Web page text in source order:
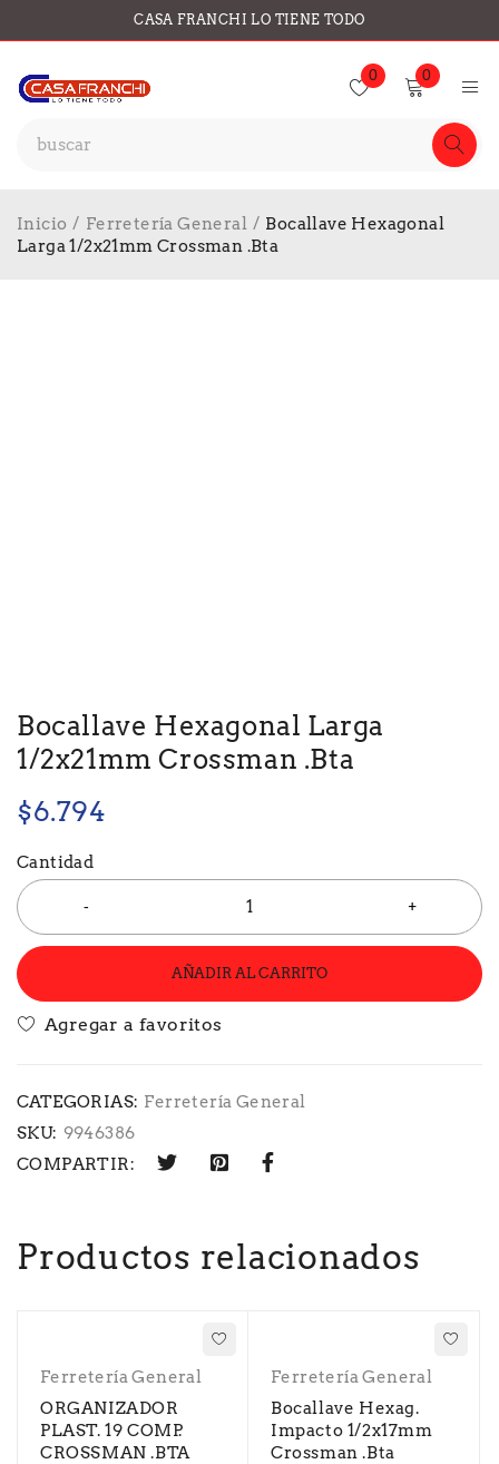
CASA FRANCHI LO TIENE TODO
0 0
Inicio / Ferretería General / Bocallave Hexagonal
Larga 1/2x21mm Crossman .Bta
Bocallave Hexagonal Larga
1/2x21mm Crossman .Bta
$6.794
Cantidad
AÑADIR AL CARRITO
CATEGORIAS: Ferretería General
SKU: 9946386
COMPARTIR:
Productos relacionados
Ferretería General
ORGANIZADOR
PLAST. 19 COMP.
CROSSMAN .BTA
Ferretería General
Bocallave Hexag.
Impacto 1/2x17mm
Crossman .Bta